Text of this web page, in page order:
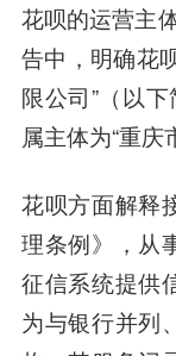
花呗的运营主
告中，明确花
限公司”（以
属主体为“重庆
花呗方面解释
理条例》，从
征信系统提供
为与银行并列